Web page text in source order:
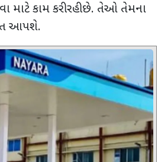
માટે કામ કરી રહી છે. તેઓ તેમના
આપશે.